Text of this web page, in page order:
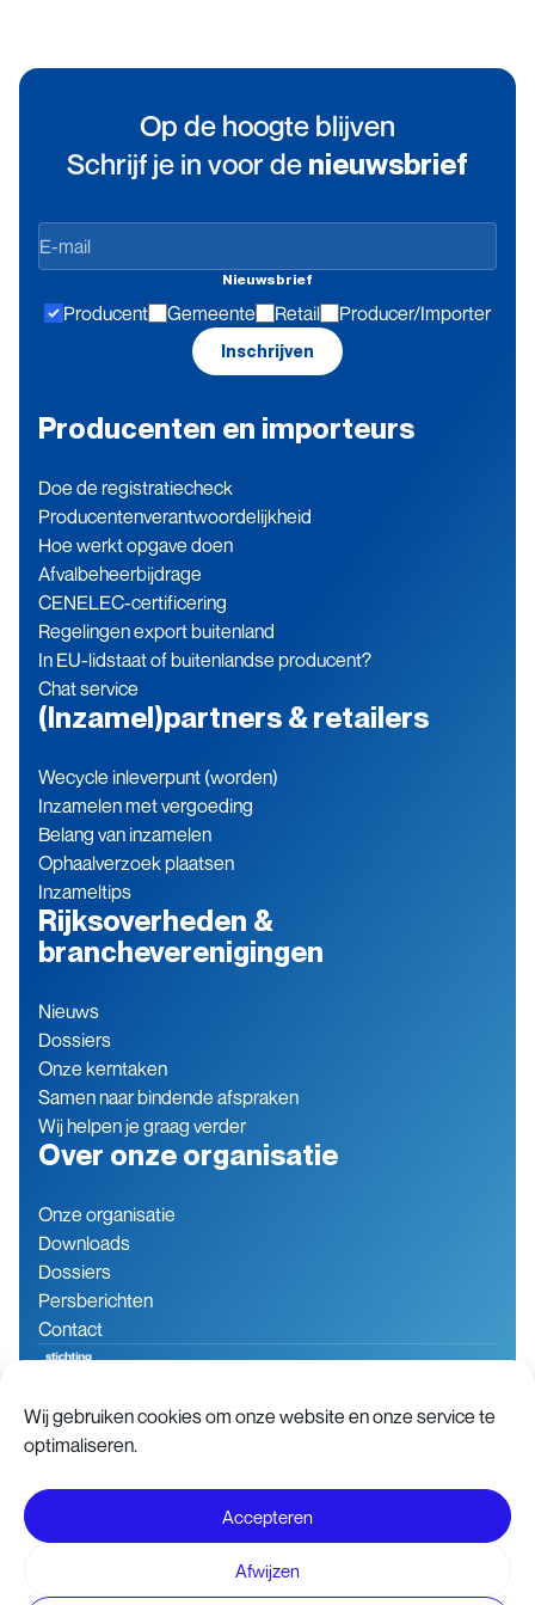
Wij gebruiken cookies om onze website en onze service te
optimaliseren.
Accepteren
Afwijzen
Op de hoogte blijven
Schrijf je in voor de nieuwsbrief
Op
de
blijven
Nieuwsbrief
Producent Gemeente Retail Producer/Importer
Inschrijven
Producenten en importeurs
Doe de registratiecheck
Producenten­verantwoordelijkheid
Hoe werkt opgave doen
Afvalbeheerbijdrage
CENELEC-certificering
Regelingen export buitenland
In EU-lidstaat of buitenlandse producent?
Chat service
(Inzamel)partners & retailers
Wecycle inleverpunt (worden)
Inzamelen met vergoeding
Belang van inzamelen
Ophaalverzoek plaatsen
Inzameltips
Rijksoverheden &
brancheverenigingen
Nieuws
Dossiers
Onze kerntaken
Samen naar bindende afspraken
Wij helpen je graag verder
Over onze organisatie
Onze organisatie
Downloads
Dossiers
Persberichten
Contact
Baron de Coubertinlaan 7
2719 EN Zoetermeer
Disclaimer
Voorwaarden